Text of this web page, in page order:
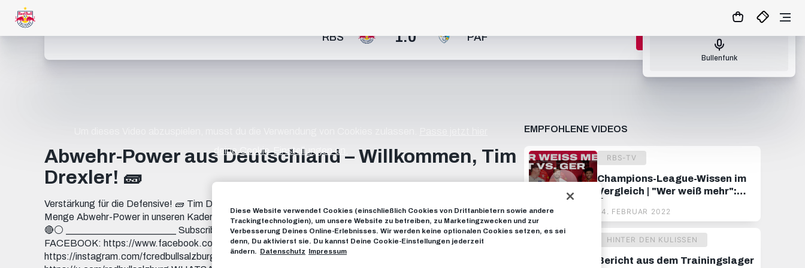
RBS 1:0 PAF ZUM MATCHCENTER
deine Cookie-Einstellungen an.
Abwehr-Power aus Deutschland – Willkommen, Tim
Drexler! 🧱
Verstärkung für die Defensive! 🧱 Tim Drexler wechselt von der TSG Hoffenheim an die Salzach und bringt jede
Menge Abwehr-Power in unseren Kader. Begleitet unseren Neuzugang bei seinen ersten Schritten in Salzburg.
🔴⚪️ _______________________ Subscribe now to FC Red Bull Salzburg on YouTube! 📱 FOLLOW US
FACEBOOK: https://www.facebook.com/FCRedBullSalzburg INSTAGRAM:
https://instagram.com/fcredbullsalzburg TIKTOK: https://www.tiktok.com/@fcredbullsalzburg X:
EMPFOHLENE VIDEOS
RBS-TV
Champions-League-Wissen im
Vergleich | "Wer weiß mehr":
14. FEBRUAR 2022
HINTER DEN KULISSEN
Bericht aus dem Trainingslager
Nächster Bullenfunk: So., 09.08.26 17:00
Bullenfunk
Diese Website verwendet Cookies (einschließlich Cookies von Drittanbietern sowie andere
Trackingtechnologien), um unsere Website zu betreiben, zu Marketingzwecken und zur
Verbesserung Deines Online-Erlebnisses. Wir werden keine optionalen Cookies setzen, es sei
denn, Du aktivierst sie. Du kannst Deine Cookie-Einstellungen jederzeit
ändern. Datenschutz Impressum